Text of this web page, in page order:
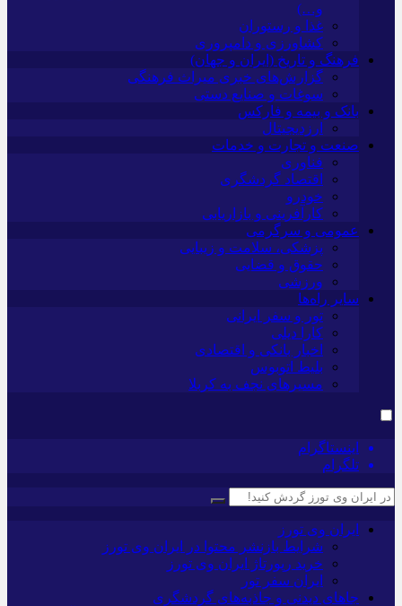
و…)
غذا و رستوران
کشاورزی و دامپروری
فرهنگ و تاریخ (ایران و جهان)
گزارش‌های خبری میراث فرهنگی
سوغات و صنایع دستی
بانک و بیمه و فارکس
ارزدیجیتال
صنعت و تجارت و خدمات
فناوری
اقتصاد گردشگری
خودرو
کارآفرینی و بازاریابی
عمومی و سرگرمی
پزشکی، سلامت و زیبایی
حقوق و قضایی
ورزشی
سایر راه‌ها
تور و سفر ایرانی
کارا دیلی
اخبار بانکی و اقتصادی
بلیط اتوبوس
مسیرهای نجف به کربلا
اینستاگرام
تلگرام
ایران وی تورز
شرایط بازنشر محتوا در ایران وی تورز
خرید رپورتاژ ایران وی تورز
ایران سفر تور
جاهای دیدنی و جاذبه‌های گردشگری